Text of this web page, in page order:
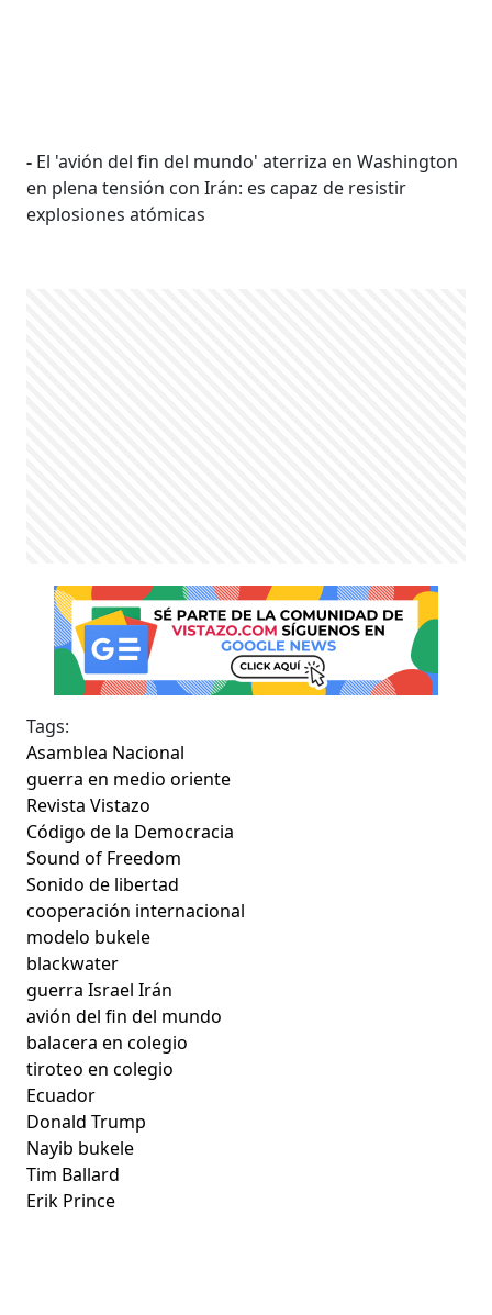
- El 'avión del fin del mundo' aterriza en Washington
en plena tensión con Irán: es capaz de resistir
explosiones atómicas
Tags:
Asamblea Nacional
guerra en medio oriente
Revista Vistazo
Código de la Democracia
Sound of Freedom
Sonido de libertad
cooperación internacional
modelo bukele
blackwater
guerra Israel Irán
avión del fin del mundo
balacera en colegio
tiroteo en colegio
Ecuador
Donald Trump
Nayib bukele
Tim Ballard
Erik Prince